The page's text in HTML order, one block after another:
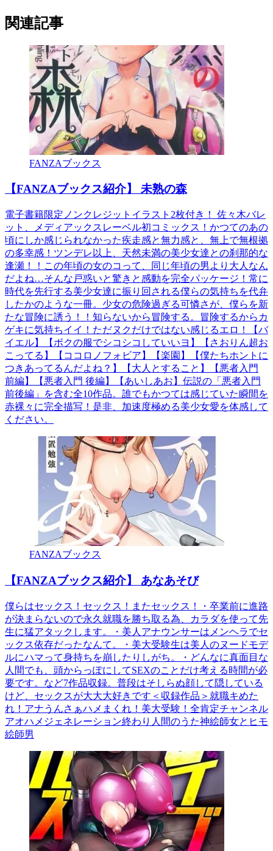
関連記事
FANZAブックス
【FANZAブックス紹介】 未熟の森
電子書籍限定ノンクレジットイラスト2枚付き！ 佐々木バレ
ット、メディアックスレーベル初コミックス！かつてのあの
頃にしか感じられなかった疾走感と無力感と、無上で無根拠
の多幸感！ツンデレ以上、天然未満の美少女達との刹那的な
逢瀬！！この年頃の女のコって、同じ年頃の男より大人なん
だよね…そんな戸惑いと驚きと感動を完全パッケージ！常に
時代を先行する美少女達に振り回される僕らの気持ちを代弁
したかのような一冊。少女の危険過ぎる可憐さが、僕らを新
たな冒険に誘う！！知らないから冒険する。冒険するからカ
ゲキに気持ちイイ！ただヌクだけではない感じるエロ！【バ
イエル】【ボクの服でシコシコしていいヨ】【さおりん超お
こってる】【ココロノフォビア】【楽園】【僕たちホントに
つきあってるんだよね？】【大人とすること】【悪者入門
前編】【悪者入門 後編】【あいしあお】伝説の「悪者入門
前後編」を含む全10作品。誰でもかつては感じていた瞬間を
赤裸々に完全描写！是非、加速度極める美少女愛を体感して
ください。
FANZAブックス
【FANZAブックス紹介】 あなあそび
僕らはセックス！セックス！またセックス！・卒業前に進路
が決まらないので永久就職を勝ち取る為、カラダを使って先
生に猛アタックします。・美人アナウンサーはメンヘラでセ
ックス依存だったなんて。・美大受験生は美人のヌードモデ
ルにハマって身持ちを崩したりしがち。・どんなに真面目な
人間でも、頭からっぽにしてSEXのことだけ考える時間が必
要です。など7作品収録。普段はそしらぬ顔して隠している
けど、セックスが大大大好きです＜収録作品＞就職キめた
れ！アナうんさぁハメまくれ！美大受験！全肯定チャンネル
アオハメジェネレーション終わり人間のうた神絵師女とヒモ
絵師男